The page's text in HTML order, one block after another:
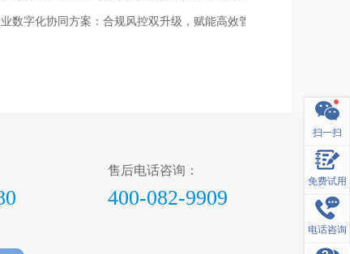
数字化协同方案：合规风控双升级，赋能高效管理
售后电话咨询：
400-082-9909
扫一扫
免费试用
电话咨询